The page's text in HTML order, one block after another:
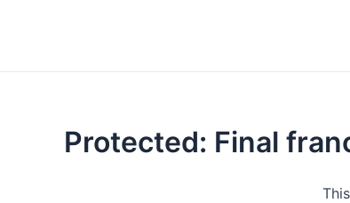
Protected: Final